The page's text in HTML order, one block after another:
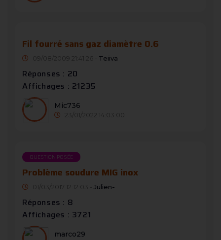
Fil fourré sans gaz diamètre 0.6
09/08/2009 21:41:26 - Teiiva
Réponses : 20
Affichages : 21235
Mic736
23/01/2022 14:03:00
QUESTION POSÉE
Problème soudure MIG inox
01/03/2017 12:12:03 - Julien-
Réponses : 8
Affichages : 3721
marco29